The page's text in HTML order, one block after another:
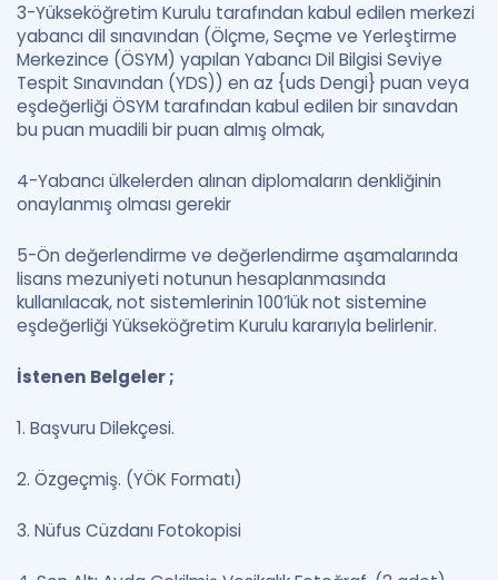
3-Yükseköğretim Kurulu tarafından kabul edilen merkezi
yabancı dil sınavından (Ölçme, Seçme ve Yerleştirme
Merkezince (ÖSYM) yapılan Yabancı Dil Bilgisi Seviye
Tespit Sınavından (YDS)) en az {uds Dengi} puan veya
eşdeğerliği ÖSYM tarafından kabul edilen bir sınavdan
bu puan muadili bir puan almış olmak,
4-Yabancı ülkelerden alınan diplomaların denkliğinin
onaylanmış olması gerekir
5-Ön değerlendirme ve değerlendirme aşamalarında
lisans mezuniyeti notunun hesaplanmasında
kullanılacak, not sistemlerinin 100’lük not sistemine
eşdeğerliği Yükseköğretim Kurulu kararıyla belirlenir.
İstenen Belgeler ;
1. Başvuru Dilekçesi.
2. Özgeçmiş. (YÖK Formatı)
3. Nüfus Cüzdanı Fotokopisi